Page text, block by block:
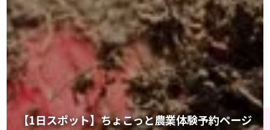
【1日スポット】ちょこっと農業体験予約ページ